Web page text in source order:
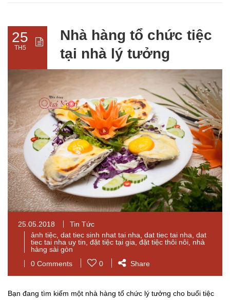
25
TH5
Nhà hàng tổ chức tiệc
tại nhà lý tưởng
25.05.2018
Tin Tức
ảnh tiệc, dat tiec sinh nhat tai nha, dat tiec tai nha, dat
tiec tai nha uy tin, đặt tiệc tại gia, đặt tiệc thôi nôi, nhà
hàng sài gòn
0 Comments
0 Share
Bạn đang tìm kiếm một nhà hàng tổ chức lý tưởng cho buổi tiệc